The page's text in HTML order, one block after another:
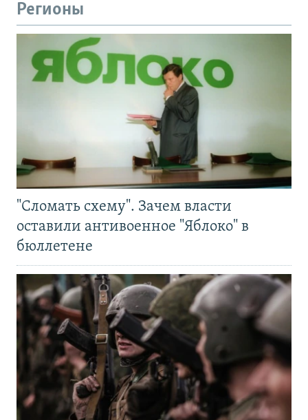
Регионы
"Сломать схему". Зачем власти
оставили антивоенное "Яблоко" в
бюллетене